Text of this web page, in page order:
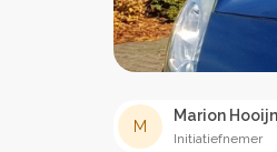
M
Initiatiefnemer